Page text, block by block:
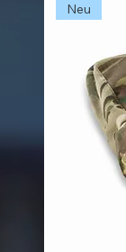
Neu